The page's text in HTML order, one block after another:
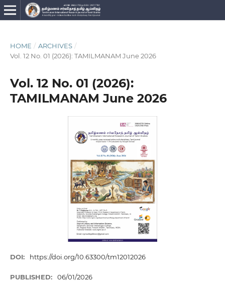
HOME / ARCHIVES /
Vol. 12 No. 01 (2026): TAMILMANAM June 2026
Vol. 12 No. 01 (2026):
TAMILMANAM June 2026
DOI: https://doi.org/10.63300/tm12012026
PUBLISHED: 06/01/2026